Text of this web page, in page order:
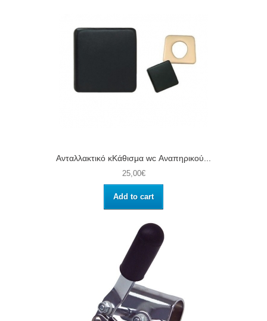
Ανταλλακτικό κΚάθισμα wc Αναπηρικού...
25,00€
Add to cart